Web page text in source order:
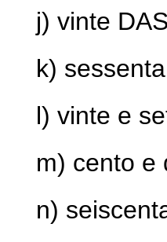
j) vinte
k)
l) vinte e
m) cento e
n)